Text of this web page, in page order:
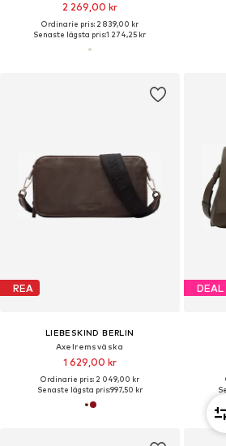
2 269,00 kr
Ordinarie pris: 2 839,00 kr
Senaste lägsta pris:1 274,25 kr
REA
LIEBESKIND BERLIN
Axelremsväska
1 629,00 kr
Ordinarie pris: 2 049,00 kr
Senaste lägsta pris:997,50 kr
DEAL